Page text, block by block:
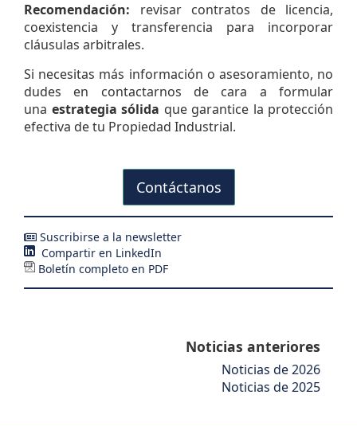
Recomendación: revisar contratos de licencia,
coexistencia y transferencia para incorporar
cláusulas arbitrales.
Si necesitas más información o asesoramiento, no
dudes en contactarnos de cara a formular
una estrategia sólida que garantice la protección
efectiva de tu Propiedad Industrial.
Contáctanos
Suscribirse a la newsletter
Compartir en LinkedIn
Boletín completo en PDF
Noticias anteriores
Noticias de 2026
Noticias de 2025